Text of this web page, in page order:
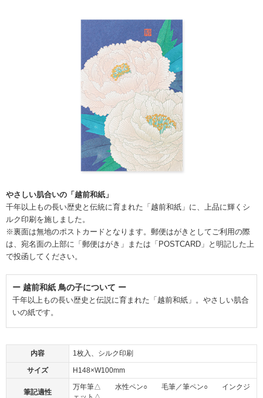
やさしい肌合いの「越前和紙」
千年以上もの長い歴史と伝統に育まれた「越前和紙」に、上品に輝くシ
ルク印刷を施しました。
※裏面は無地のポストカードとなります。郵便はがきとしてご利用の際
は、宛名面の上部に「郵便はがき」または「POSTCARD」と明記した上
で投函してください。
ー 越前和紙 鳥の子について ー
千年以上もの長い歴史と伝説に育まれた「越前和紙」。やさしい肌合
いの紙です。
内容 1枚入、シルク印刷
サイズ H148×W100mm
筆記適性
万年筆△ 水性ペン○ 毛筆／筆ペン○ インクジ